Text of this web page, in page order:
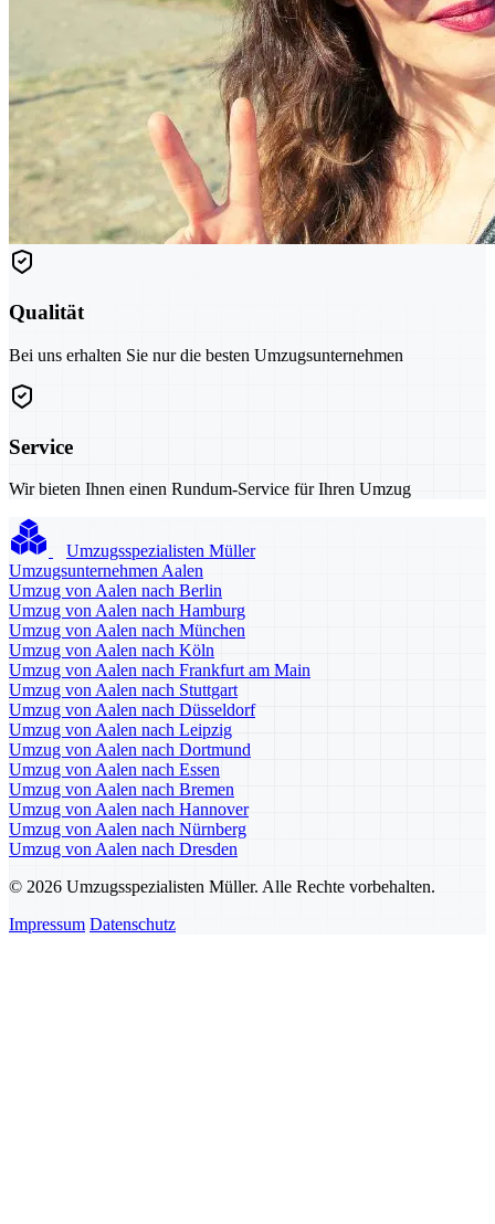
Qualität
Bei uns erhalten Sie nur die besten Umzugsunternehmen
Service
Wir bieten Ihnen einen Rundum-Service für Ihren Umzug
Umzugsspezialisten Müller
Umzugsunternehmen Aalen
Umzug von Aalen nach Berlin
Umzug von Aalen nach Hamburg
Umzug von Aalen nach München
Umzug von Aalen nach Köln
Umzug von Aalen nach Frankfurt am Main
Umzug von Aalen nach Stuttgart
Umzug von Aalen nach Düsseldorf
Umzug von Aalen nach Leipzig
Umzug von Aalen nach Dortmund
Umzug von Aalen nach Essen
Umzug von Aalen nach Bremen
Umzug von Aalen nach Hannover
Umzug von Aalen nach Nürnberg
Umzug von Aalen nach Dresden
© 2026 Umzugsspezialisten Müller. Alle Rechte vorbehalten.
Impressum Datenschutz